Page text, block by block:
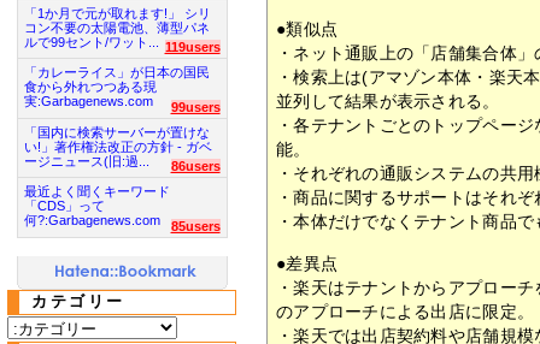
●類似点
・ネット通販上の「店舗集合体
・検索上は(アマゾン本体・楽天
並列して結果が表示される。
・各テナントごとのトップペー
能。
・それぞれの通販システムの共
・商品に関するサポートはそれ
・本体だけでなくテナント商品
●差異点
・楽天はテナントからアプロー
のアプローチによる出店に限定。
・楽天では出店契約料や店舗規
「1か月で元が取れます!」 シリ
コン不要の太陽電池、薄型パネ
ルで99セント/ワット...
119users
「カレーライス」が日本の国民
食から外れつつある現
実:Garbagenews.com
99users
「国内に検索サーバーが置けな
い!」著作権法改正の方針 - ガベ
ージニュース(旧:過...
86users
最近よく聞くキーワード
「CDS」って
何?:Garbagenews.com
85users
カテゴリー